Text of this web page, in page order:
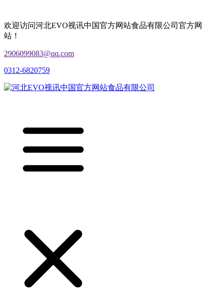
欢迎访问河北EVO视讯中国官方网站食品有限公司官方网
站！
2906099083@qq.com
0312-6820759